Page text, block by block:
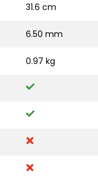
31.6 cm
6.50 mm
0.97 kg